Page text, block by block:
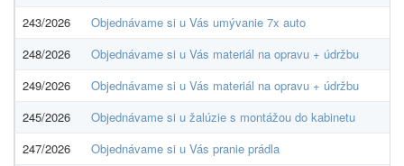
243/2026
Objednávame si u Vás umývanie 7x auto
248/2026
Objednávame si u Vás materiál na opravu + údržbu
249/2026
Objednávame si u Vás materiál na opravu + údržbu
245/2026
Objednávame si u žalúzie s montážou do kabinetu
247/2026
Objednávame si u Vás pranie prádla